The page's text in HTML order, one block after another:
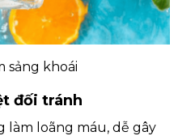
sảng khoái
đối tránh
làm loãng máu, dễ gây